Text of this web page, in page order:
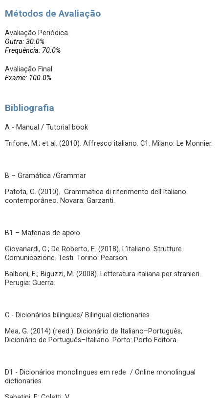
Métodos de Avaliação
Avaliação Periódica
Outra: 30.0%
Frequência: 70.0%
Avaliação Final
Exame: 100.0%
Bibliografia
A - Manual / Tutorial book
Trifone, M.; et al. (2010). Affresco italiano. C1. Milano: Le Monnier.
B – Gramática /Grammar
Patota, G. (2010). Grammatica di riferimento dell'Italiano
contemporâneo. Novara: Garzanti.
B1 – Materiais de apoio
Giovanardi, C.; De Roberto, E. (2018). L’italiano. Strutture.
Comunicazione. Testi. Torino: Pearson.
Balboni, E.; Biguzzi, M. (2008). Letteratura italiana per stranieri.
Perugia: Guerra.
C - Dicionários bilingues/ Bilingual dictionaries
Mea, G. (2014) (reed.). Dicionário de Italiano–Português,
Dicionário de Português–Italiano. Porto: Porto Editora.
D1 - Dicionários monolingues em rede / Online monolingual
dictionaries